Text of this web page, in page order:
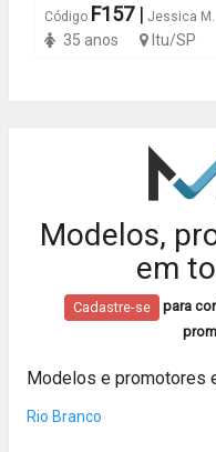
Código F157 | Jessica M.
35 anos Itu/SP
Modelos,
em
Cadastre-se
para
Modelos e promotores
Rio Branco